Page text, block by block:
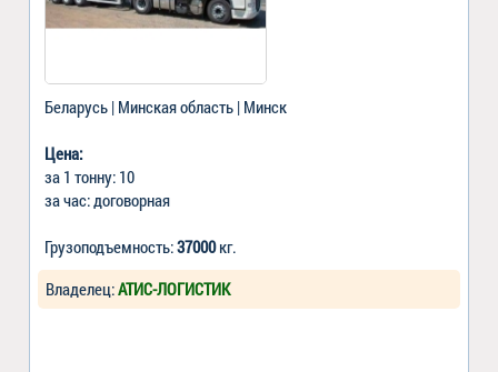
Беларусь | Минская область | Минск
Цена:
за 1 тонну: 10
за час: договорная
Грузоподъемность:37000кг.
Владелец:АТИС-ЛОГИСТИК